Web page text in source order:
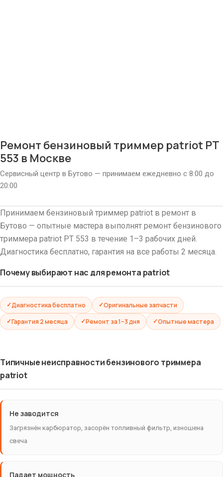
Ремонт бензиновый триммер patriot PT
553 в Москве
Сервисный центр в Бутово — принимаем ежедневно с 8:00 до
20:00
Принимаем бензиновый триммер patriot в ремонт в
Бутово — опытные мастера выполнят ремонт бензинового
триммера patriot PT 553 в течение 1–3 рабочих дней.
Диагностика бесплатно, гарантия на все работы 2 месяца.
Почему выбирают нас для ремонта patriot
Диагностика бесплатно
Оригинальные запчасти
Гарантия 2 месяца
Ремонт за 1–3 дня Опытные мастера
Типичные неисправности бензинового триммера
patriot
Не заводится
Загрязнён карбюратор, засорён топливный фильтр, изношена
свеча
Падает мощность